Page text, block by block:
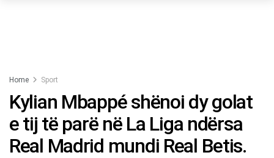
Home Sport
Kylian Mbappé shënoi dy golat
e tij të parë në La Liga ndërsa
Real Madrid mundi Real Betis.